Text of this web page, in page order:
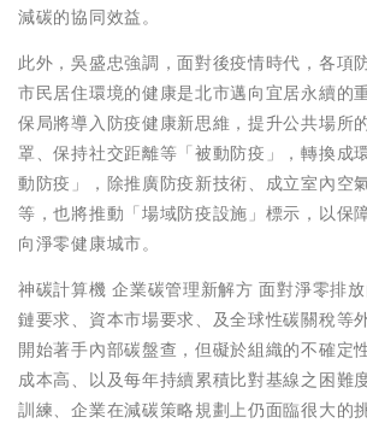
減碳的協同效益。
此外，吳盛忠強調，面對後疫情時代，各項
市民居住環境的健康是北市邁向宜居永續的
保局將導入防疫健康新思維，提升公共場所
罩、保持社交距離等「被動防疫」，轉換成
動防疫」，除推廣防疫新技術、成立室內空
等，也將推動「場域防疫設施」標示，以保
向淨零健康城市。
神碳計算機 企業碳管理新解方 面對淨零排
鏈要求、資本市場要求、及全球性碳關稅等
開始著手內部碳盤查，但礙於組織的不確定
成本高、以及每年持續累積比對基線之困難
訓練、企業在減碳策略規劃上仍面臨很大的